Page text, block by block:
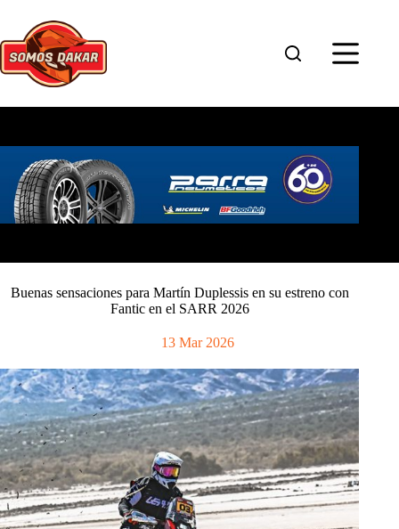
contenido
Buenas sensaciones para Martín Duplessis en su estreno con
Fantic en el SARR 2026
13 Mar 2026